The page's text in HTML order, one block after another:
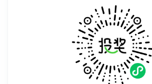
我们只收取电影节报名费，所有签订的合同均
权所有者之间的协议。我们不参与销售分成。
报名“所有类别”有什么优势？
“所有类别”是我们最推荐的选项。它不仅能为
较大折扣），还可让您的作品由多位专业人士
能显著提升您的获选机会。当然，具体选择哪